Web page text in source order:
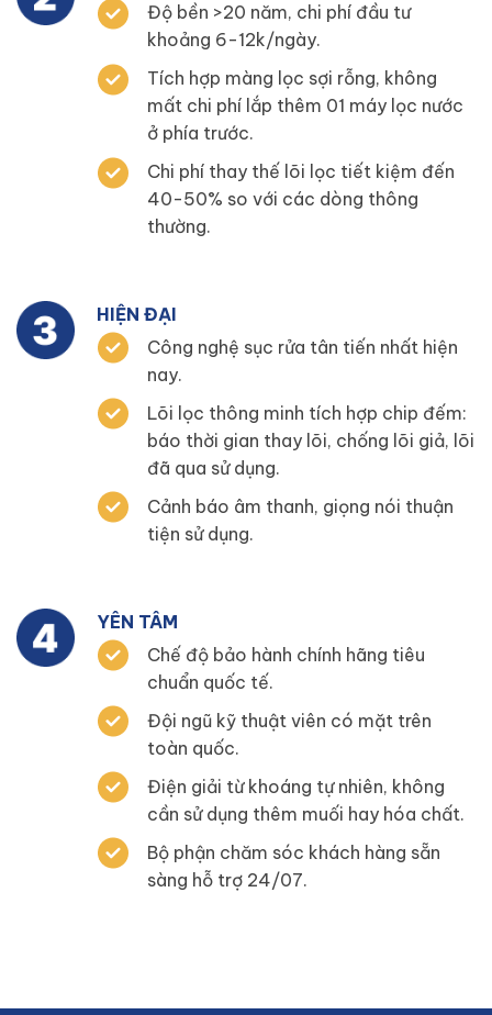
Độ bền >20 năm, chi phí đầu tư
khoảng 6-12k/ngày.
Tích hợp màng lọc sợi rỗng, không
mất chi phí lắp thêm 01 máy lọc nước
ở phía trước.
Chi phí thay thế lõi lọc tiết kiệm đến
40-50% so với các dòng thông
thường.
HIỆN ĐẠI
Công nghệ sục rửa tân tiến nhất hiện
nay.
Lõi lọc thông minh tích hợp chip đếm:
báo thời gian thay lõi, chống lõi giả, lõi
đã qua sử dụng.
Cảnh báo âm thanh, giọng nói thuận
tiện sử dụng.
YÊN TÂM
Chế độ bảo hành chính hãng tiêu
chuẩn quốc tế.
Đội ngũ kỹ thuật viên có mặt trên
toàn quốc.
Điện giải từ khoáng tự nhiên, không
cần sử dụng thêm muối hay hóa chất.
Bộ phận chăm sóc khách hàng sẵn
sàng hỗ trợ 24/07.